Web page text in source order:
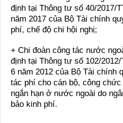
định tại Thông tư số 40/2017/
năm 2017 của Bộ Tài chính
phí, chế độ chi hội nghị;
+ Chi đoàn công tác nước
định tại Thông tư số 102/
6 năm 2012 của Bộ Tài chính
tác phí cho cán bộ, công
ngắn hạn ở nước ngoài do
bảo kinh phí.